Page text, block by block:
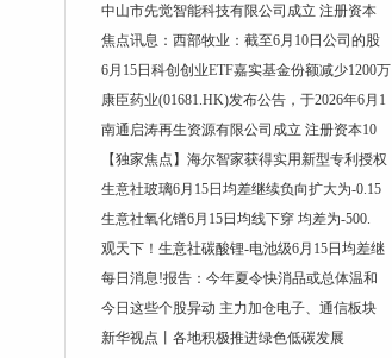
中山市先觉智能科技有限公司成立 注册资本
焦点讯息：西部牧业：截至6月10日公司的股
6月15日科创创业ETF嘉实基金份额减少1200万
康臣药业(01681.HK)发布公告，于2026年6月1
南通启涛再生资源有限公司成立 注册资本10
【独家焦点】海尔智家获得实用新型专利授权
生意社玻璃6月15日均差继续负向扩大为-0.15
生意社氧化镨6月15日均线下穿 均差为-500.
观天下！生意社碳酸锂-电池级6月15日均差继
每日消息!报告：今年夏令快消品或总体温和
今日这些个股异动 主力加仓电子、通信板块
新华视点丨各地积极推进绿色低碳发展